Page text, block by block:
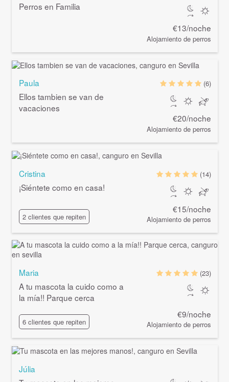
Perros en Familia
€13/noche
Alojamiento de perros
Paula
Ellos tambien se van de
vacaciones
(6)
€20/noche
Alojamiento de perros
Cristina
¡Siéntete como en casa!
2 clientes que repiten
(14)
€15/noche
Alojamiento de perros
Maria
A tu mascota la cuido como a
la mía!! Parque cerca
6 clientes que repiten
(23)
€9/noche
Alojamiento de perros
Júlia